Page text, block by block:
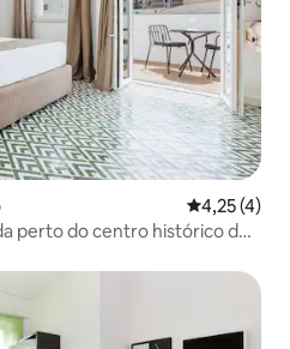
4,25 de
4,25 (4)
perto do centro histórico de